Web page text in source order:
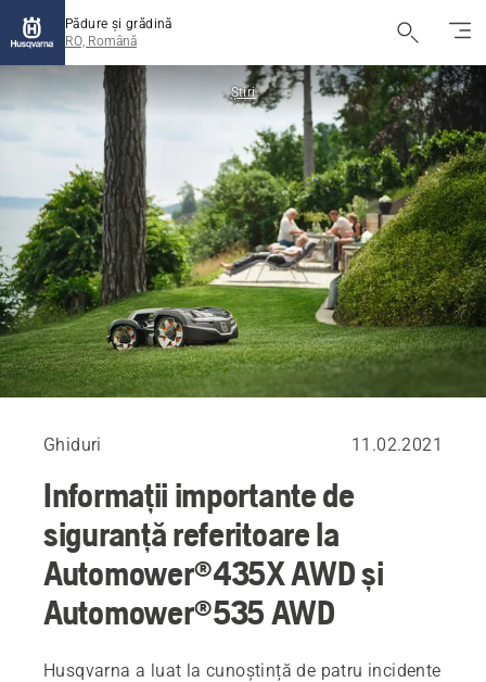
Pădure și grădină
RO, Română
Știri
Ghiduri 11.02.2021
Informații importante de
siguranță referitoare la
Automower®435X AWD și
Automower®535 AWD
Husqvarna a luat la cunoștință de patru incidente